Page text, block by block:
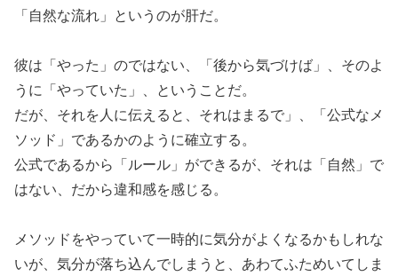
「自然な流れ」というのが肝だ。
彼は「やった」のではない、「後から気づけば」、そのよ
うに「やっていた」、ということだ。
だが、それを人に伝えると、それはまるで」、「公式なメ
ソッド」であるかのように確立する。
公式であるから「ルール」ができるが、それは「自然」で
はない、だから違和感を感じる。
メソッドをやっていて一時的に気分がよくなるかもしれな
いが、気分が落ち込んでしまうと、あわてふためいてしま